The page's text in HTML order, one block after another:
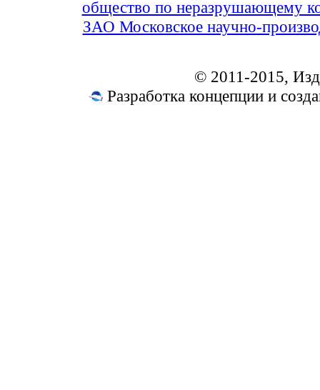
общество по неразрушающему
ЗАО Московское научно-
© 2011-2015,
Разработка концепции и